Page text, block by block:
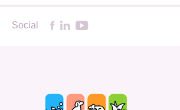
Social